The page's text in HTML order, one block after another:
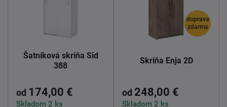
Šatníková skriňa Sid
388
od 174,00 €
Skladom 2 ks
doprava
zdarma
Skriňa Enja 2D
od 248,00 €
Skladom 2 ks